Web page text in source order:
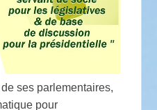
ses parlementaires,
pour